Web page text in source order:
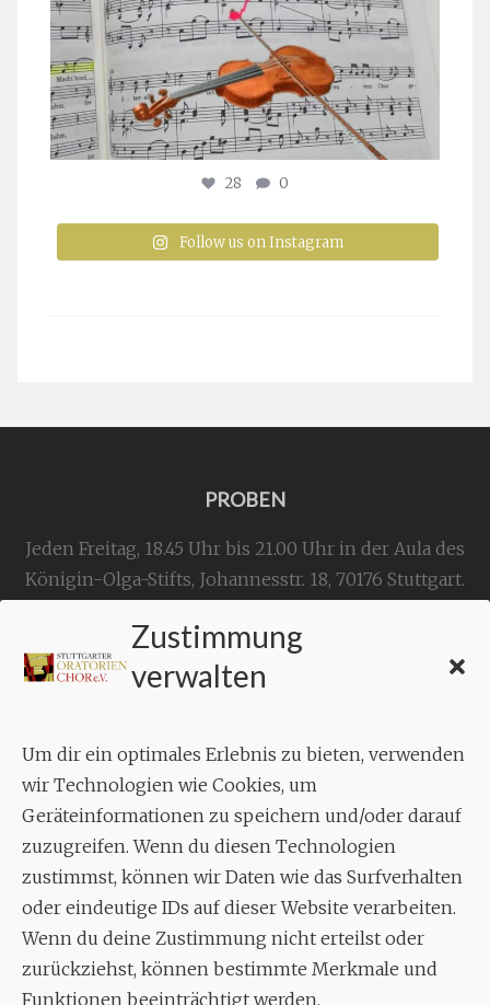
Zustimmung
verwalten
Um dir ein optimales Erlebnis zu bieten, verwenden
wir Technologien wie Cookies, um
Geräteinformationen zu speichern und/oder darauf
zuzugreifen. Wenn du diesen Technologien
zustimmst, können wir Daten wie das Surfverhalten
oder eindeutige IDs auf dieser Website verarbeiten.
Wenn du deine Zustimmung nicht erteilst oder
zurückziehst, können bestimmte Merkmale und
Funktionen beeinträchtigt werden.
28 0
Follow us on Instagram
PROBEN
Jeden Freitag, 18.45 Uhr bis 21.00 Uhr in der Aula des
Königin-Olga-Stifts, Johannesstr. 18, 70176 Stuttgart.
KONTAKT
Geschäftsstelle:
Aixheimer Str. 18
70619 Stuttgart
MUSIK
Musikalischer Leiter:
Enrico Trummer
Tel.+49 (0)177 / 34 23 57 1